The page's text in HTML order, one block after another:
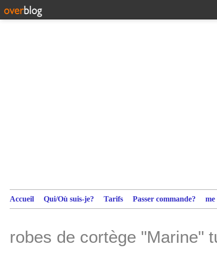
Accueil Qui/Où suis-je? Tarifs Passer commande?
robes de cortège "Marine"